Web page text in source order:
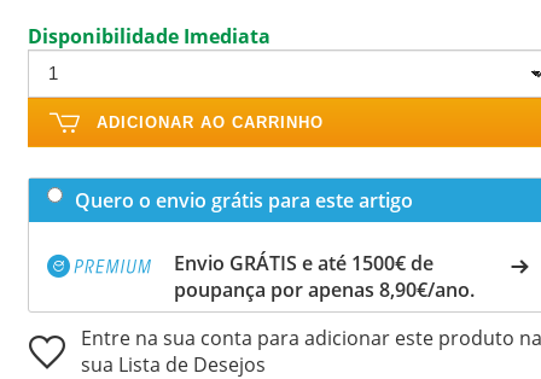
Disponibilidade Imediata
ADICIONAR AO CARRINHO
Quero o envio grátis para este artigo
Envio GRÁTIS e até 1500€ de
poupança por apenas 8,90€/ano.
Entre na sua conta para adicionar este produto na
sua Lista de Desejos